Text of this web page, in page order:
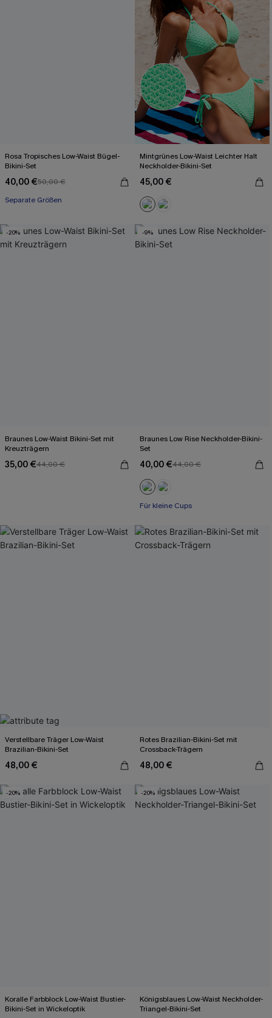
Rosa Tropisches Low-Waist Bügel-
Bikini-Set
40,00 €50,00 €
Separate Größen
Mintgrünes Low-Waist Leichter Halt
Neckholder-Bikini-Set
45,00 €
-20%
Braunes Low-Waist Bikini-Set mit
Kreuzträgern
35,00 €44,00 €
-9%
Braunes Low Rise Neckholder-Bikini-
Set
40,00 €44,00 €
Für kleine Cups
Verstellbare Träger Low-Waist
Brazilian-Bikini-Set
48,00 €
Rotes Brazilian-Bikini-Set mit
Crossback-Trägern
48,00 €
-20%
Koralle Farbblock Low-Waist Bustier-
Bikini-Set in Wickeloptik
-20%
Königsblaues Low-Waist Neckholder-
Triangel-Bikini-Set